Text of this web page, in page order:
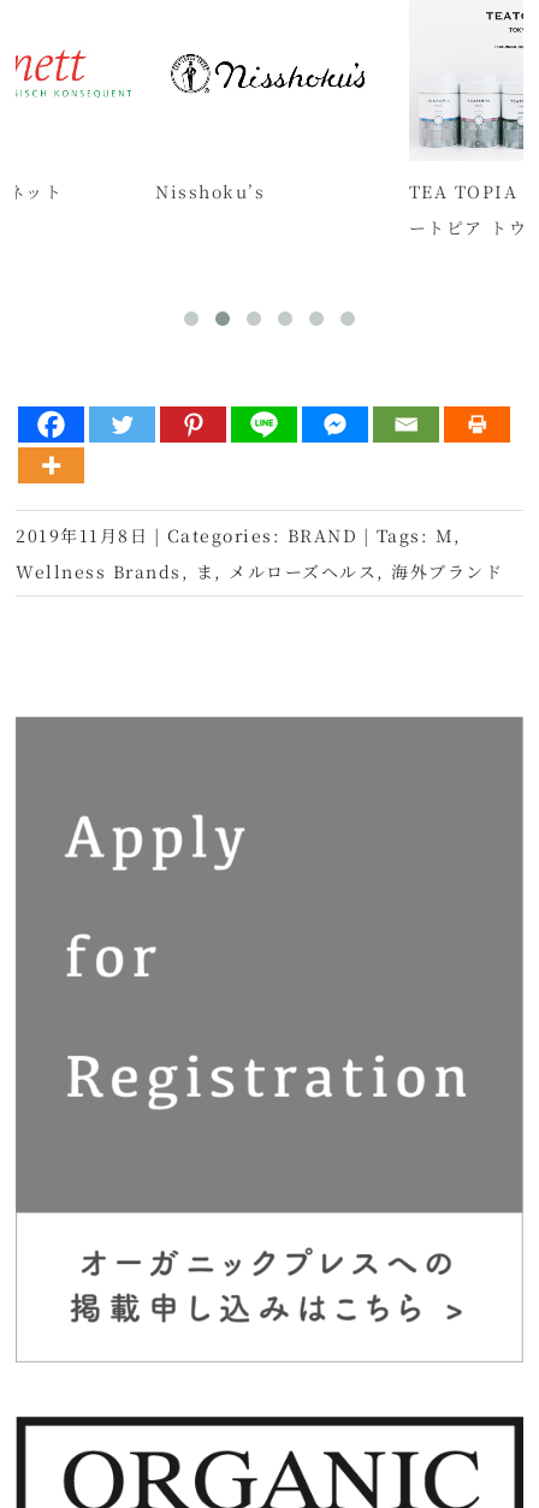
ット Nisshoku’s
TEA TOPIA
ートピア トウ
2019年11月8日 | Categories: BRAND | Tags: M ,
Wellness Brands , ま , メルローズヘルス ,海外ブランド